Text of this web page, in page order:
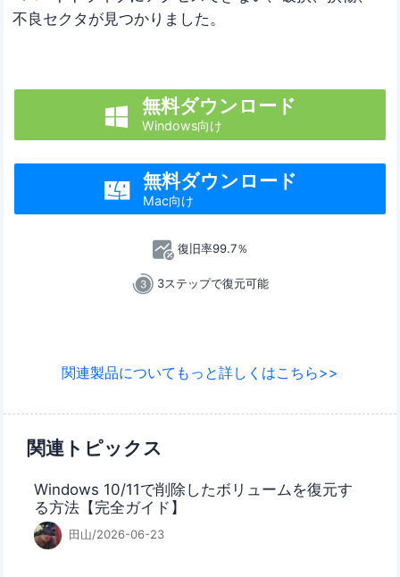
不良セクタが見つかりました。
 無料ダウンロード
Windows向け
 無料ダウンロード
Mac向け
復旧率99.7％
3ステップで復元可能
関連製品についてもっと詳しくはこちら>>
関連トピックス
Windows 10/11で削除したボリュームを復元す
る方法【完全ガイド】
田山/2026-06-23